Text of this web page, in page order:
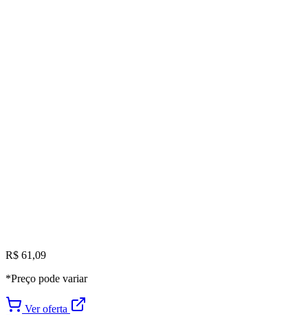
R$ 61,09
*Preço pode variar
Ver oferta